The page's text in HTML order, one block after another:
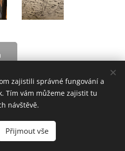
- bloxx.cz
zajistili správné fungování a
Tím vám můžeme zajistit tu
návštěvě.
Přijmout vše